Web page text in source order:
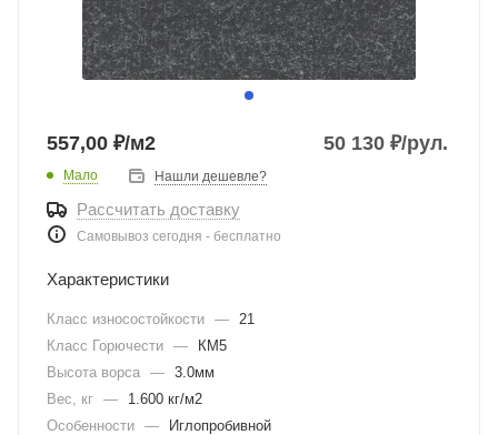
557,00 ₽/м2 50 130 ₽/рул.
Мало Нашли дешевле?
Рассчитать доставку
Самовывоз сегодня - бесплатно
Характеристики
Класс износостойкости —
21
Класс Горючести —
КМ5
Высота ворса — 3.0мм
Вес, кг —
1.600 кг/м2
Особенности —
Иглопробивной